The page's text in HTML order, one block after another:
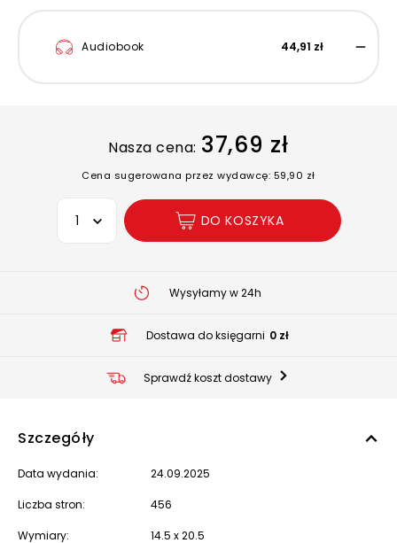
Audiobook 44,91 zł
Nasza cena: 37,69 zł
Cena sugerowana przez wydawcę: 59,90 zł
Wybierz opcję
DO KOSZYKA
Wysyłamy w 24h
Dostawa do księgarni 0 zł
Sprawdź koszt dostawy
Szczegóły
Data wydania: 24.09.2025
Liczba stron: 456
Wymiary: 14.5 x 20.5